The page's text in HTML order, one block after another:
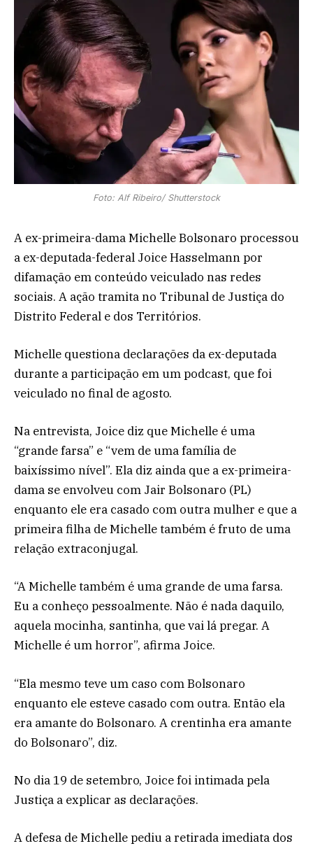
Foto: Alf Ribeiro/ Shutterstock
A ex-primeira-dama Michelle Bolsonaro processou
a ex-deputada-federal Joice Hasselmann por
difamação em conteúdo veiculado nas redes
sociais. A ação tramita no Tribunal de Justiça do
Distrito Federal e dos Territórios.
Michelle questiona declarações da ex-deputada
durante a participação em um podcast, que foi
veiculado no final de agosto.
Na entrevista, Joice diz que Michelle é uma
“grande farsa” e “vem de uma família de
baixíssimo nível”. Ela diz ainda que a ex-primeira-
dama se envolveu com Jair Bolsonaro (PL)
enquanto ele era casado com outra mulher e que a
primeira filha de Michelle também é fruto de uma
relação extraconjugal.
“A Michelle também é uma grande de uma farsa.
Eu a conheço pessoalmente. Não é nada daquilo,
aquela mocinha, santinha, que vai lá pregar. A
Michelle é um horror”, afirma Joice.
“Ela mesmo teve um caso com Bolsonaro
enquanto ele esteve casado com outra. Então ela
era amante do Bolsonaro. A crentinha era amante
do Bolsonaro”, diz.
No dia 19 de setembro, Joice foi intimada pela
Justiça a explicar as declarações.
A defesa de Michelle pediu a retirada imediata dos